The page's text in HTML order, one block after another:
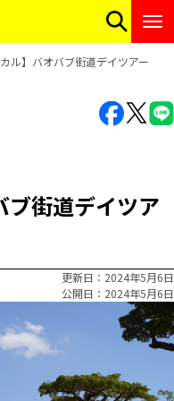
カル】バオバブ街道デイツアー
ブ街道デイツア
更新日
2024年5月6日
公開日
2024年5月6日